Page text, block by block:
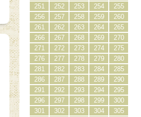
251
252 253 254
255
256
257 258 259
260
261
262 263 264
265
266
267 268 269
270
271
272 273 274
275
276
277 278 279
280
281
282 283 284
285
286
287 288 289
290
291
292 293 294
295
296
297 298 299
300
301
302 303 304
305